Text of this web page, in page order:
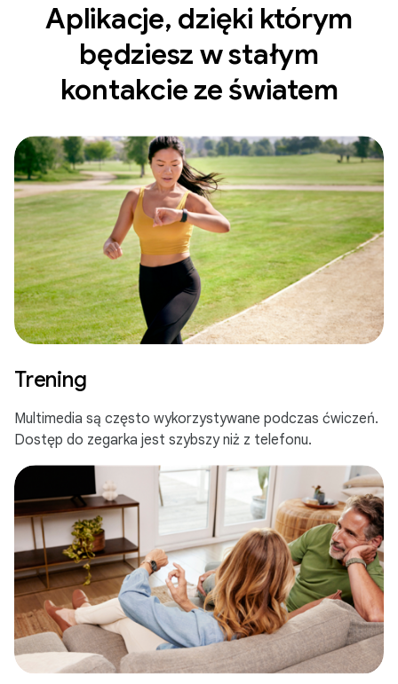
Aplikacje, dzięki którym
będziesz w stałym
kontakcie ze światem
Trening
Multimedia są często wykorzystywane podczas ćwiczeń.
Dostęp do zegarka jest szybszy niż z telefonu.